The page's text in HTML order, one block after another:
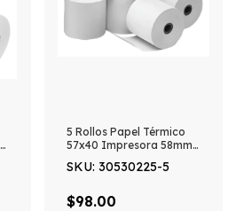
5 Rollos Papel Térmico
57x40 Impresora 58mm
SKU: 30530225-5
$98.00